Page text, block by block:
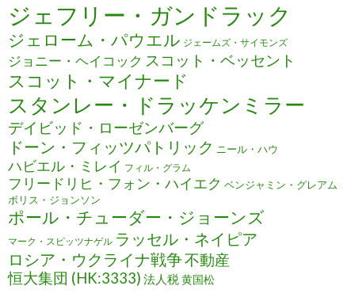
ジェフリー・ガンドラック
ジェローム・パウエル ジェームズ・サイモンズ
ジョニー・ヘイコック スコット・ベッセント
スコット・マイナード
スタンレー・ドラッケンミラー
デイビッド・ローゼンバーグ
ドーン・フィッツパトリック ニール・ハウ
ハビエル・ミレイ フィル・グラム
フリードリヒ・フォン・ハイエク ベンジャミン・グレアム
ボリス・ジョンソン
ポール・チューダー・ジョーンズ
マーク・スピッツナゲル ラッセル・ネイピア
ロシア・ウクライナ戦争不動産
恒大集団 (HK:3333) 法人税黄国松